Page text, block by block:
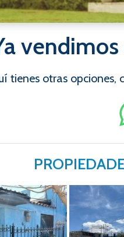
tienes otras opciones,